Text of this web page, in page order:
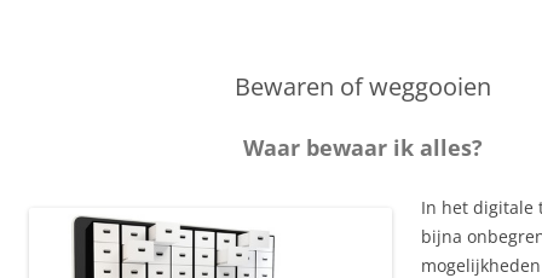
Bewaren of weggooien
Waar bewaar ik alles?
In het digitale
bijna